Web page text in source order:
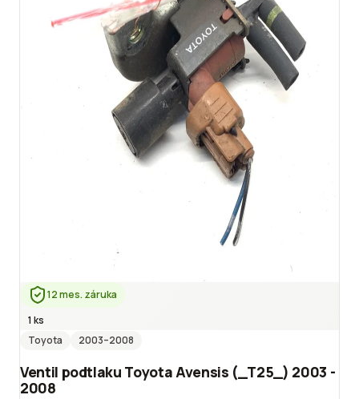
12 mes. záruka
1 ks
Toyota
2003–2008
Ventil podtlaku Toyota Avensis (_T25_) 2003 -
2008